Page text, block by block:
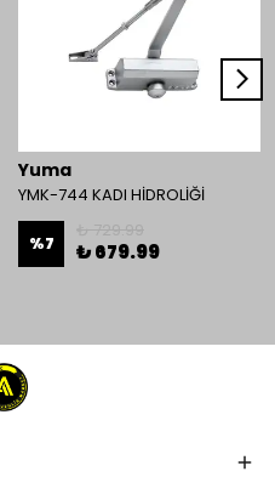
Yuma
YMK-744 KADI HİDROLİĞİ
%7 ₺ 679.99